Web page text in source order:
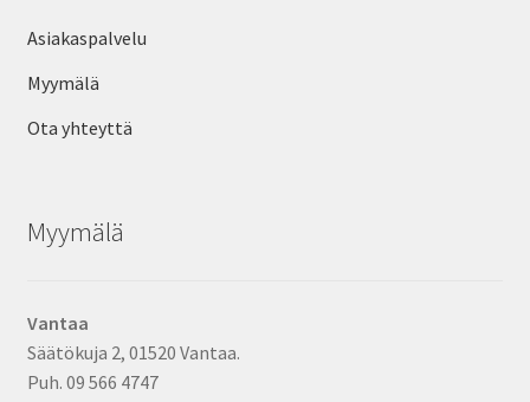
Asiakaspalvelu
Myymälä
Ota yhteyttä
Myymälä
Vantaa
Säätökuja 2, 01520 Vantaa.
Puh. 09 566 4747